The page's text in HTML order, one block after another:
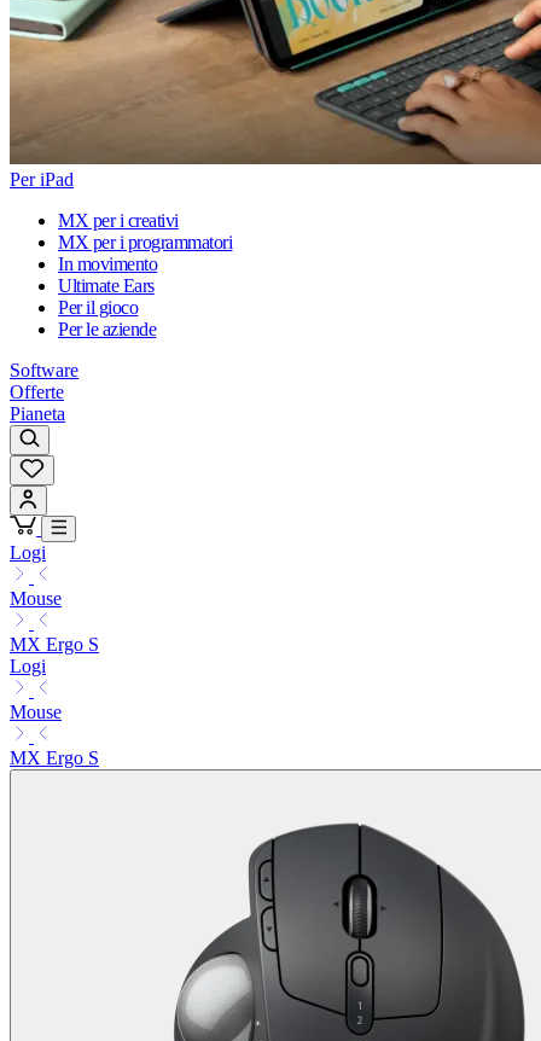
Per iPad
MX per i creativi
MX per i programmatori
In movimento
Ultimate Ears
Per il gioco
Per le aziende
Software
Offerte
Pianeta
Logi
Mouse
MX Ergo S
Logi
Mouse
MX Ergo S